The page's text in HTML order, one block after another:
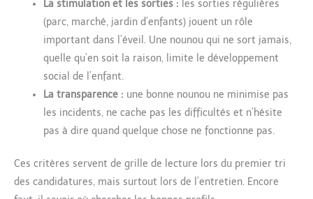
La stimulation et les sorties : les sorties régulières
(parc, marché, jardin d’enfants) jouent un rôle
important dans l’éveil. Une nounou qui ne sort jamais,
quelle qu’en soit la raison, limite le développement
social de l’enfant.
La transparence : une bonne nounou ne minimise pas
les incidents, ne cache pas les difficultés et n’hésite
pas à dire quand quelque chose ne fonctionne pas.
Ces critères servent de grille de lecture lors du premier tri
des candidatures, mais surtout lors de l’entretien. Encore